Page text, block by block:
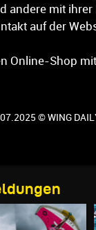
andere mit
auf der
Online-Shop
© WING